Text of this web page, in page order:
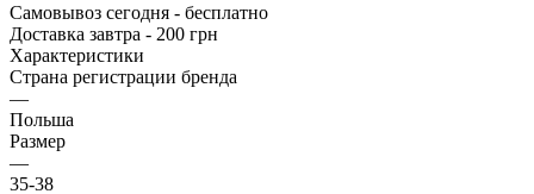
Самовывоз сегодня - бесплатно
Доставка завтра - 200 грн
Характеристики
Страна регистрации бренда
—
Польша
Размер
—
35-38